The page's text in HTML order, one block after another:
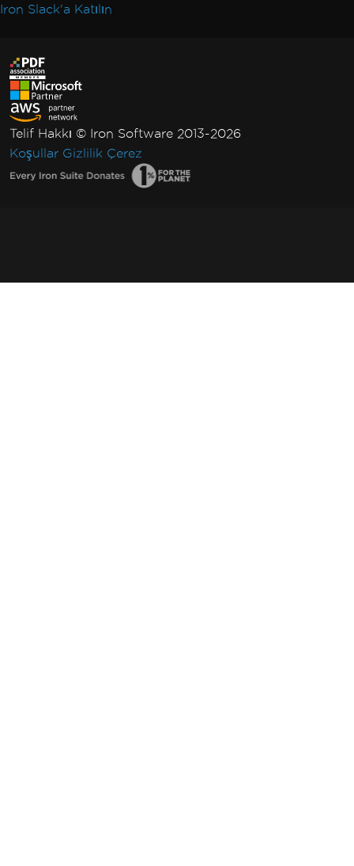
Iron Slack'a Katılın
Telif Hakkı © Iron Software 2013-2026
Koşullar Gizlilik Çerez